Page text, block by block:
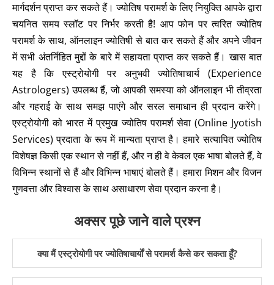
मार्गदर्शन प्राप्त कर सकते हैं। ज्योतिष परामर्श के लिए नियुक्ति आपके द्वारा
चयनित समय स्लॉट पर निर्भर करती है! आप फोन पर त्वरित ज्योतिष
परामर्श के साथ, ऑनलाइन ज्योतिषी से बात कर सकते हैं और अपने जीवन
में सभी अंतर्निहित मुद्दों के बारे में सहायता प्राप्त कर सकते हैं। खास बात
यह है कि एस्ट्रोयोगी पर अनुभवी ज्योतिषाचार्य (Experience
Astrologers) उपलब्ध हैं, जो आपकी समस्या को ऑनलाइन भी तीव्रता
और गहराई के साथ समझ पाएंगे और सरल समाधान ही प्रदान करेंगे।
एस्ट्रोयोगी को भारत में प्रमुख ज्योतिष परामर्श सेवा (Online Jyotish
Services) प्रदाता के रूप में मान्यता प्राप्त है। हमारे सत्यापित ज्योतिष
विशेषज्ञ किसी एक स्थान से नहीं हैं, और न ही वे केवल एक भाषा बोलते हैं, वे
विभिन्न स्थानों से हैं और विभिन्न भाषाएं बोलते हैं। हमारा मिशन और विजन
गुणवत्ता और विश्वास के साथ असाधारण सेवा प्रदान करना है।
अक्सर पूछे जाने वाले प्रश्न
क्या मैं एस्ट्रोयोगी पर ज्योतिषाचार्यों से परामर्श कैसे कर सकता हूँ?